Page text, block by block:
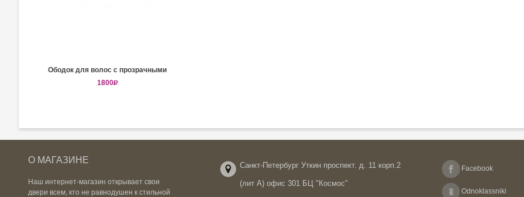
Ободок для волос с прозрачными
кристаллами Сваровски
1800R
О МАГАЗИНЕ
Наш интернет-магазин открывает свои
двери всем, кто не равнодушен к стильной
Санкт-Петербург Уткин проспект. д. 11 корп.2
(лит А) офис 301 БЦ "Космос"
Facebook
Odnoklassniki